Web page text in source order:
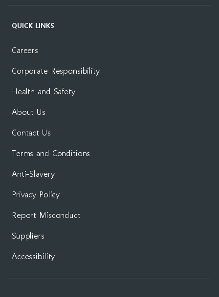
QUICK LINKS
Careers
Corporate Responsibility
Health and Safety
About Us
Contact Us
Terms and Conditions
Anti-Slavery
Privacy Policy
Report Misconduct
Suppliers
Accessibility